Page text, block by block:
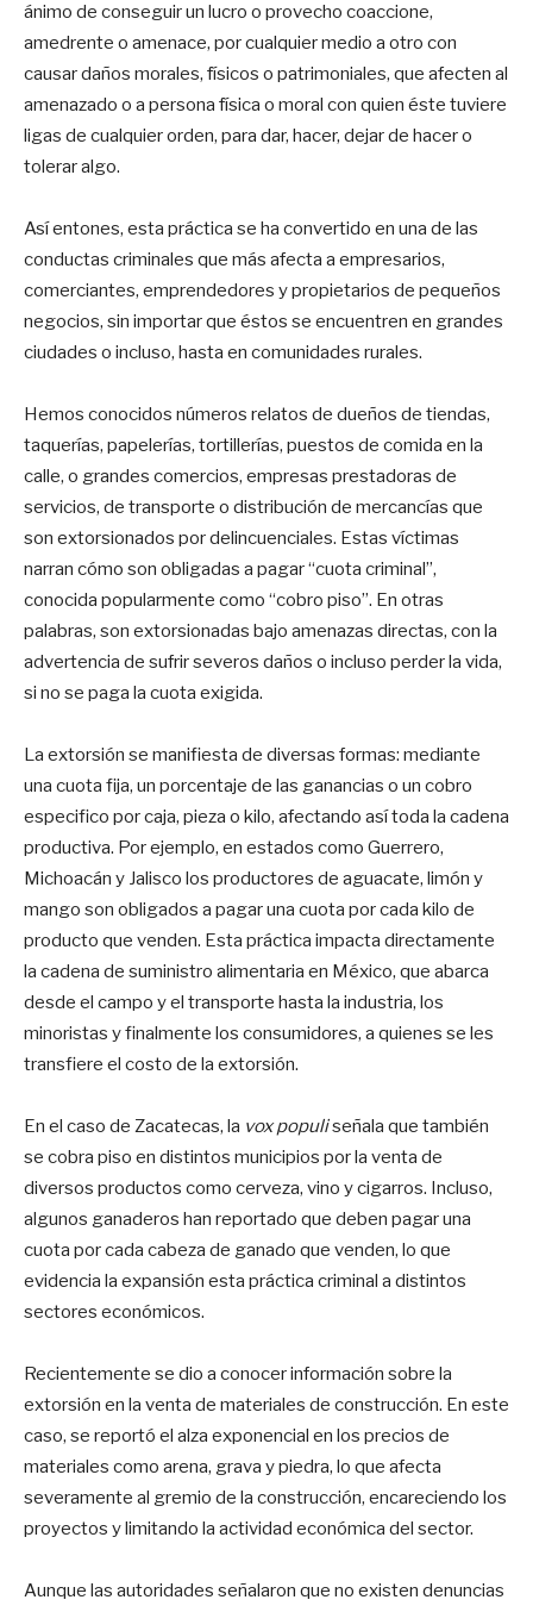
ánimo de conseguir un lucro o provecho coaccione,
amedrente o amenace, por cualquier medio a otro con
causar daños morales, físicos o patrimoniales, que afecten al
amenazado o a persona física o moral con quien éste tuviere
ligas de cualquier orden, para dar, hacer, dejar de hacer o
tolerar algo.
Así entones, esta práctica se ha convertido en una de las
conductas criminales que más afecta a empresarios,
comerciantes, emprendedores y propietarios de pequeños
negocios, sin importar que éstos se encuentren en grandes
ciudades o incluso, hasta en comunidades rurales.
Hemos conocidos números relatos de dueños de tiendas,
taquerías, papelerías, tortillerías, puestos de comida en la
calle, o grandes comercios, empresas prestadoras de
servicios, de transporte o distribución de mercancías que
son extorsionados por delincuenciales. Estas víctimas
narran cómo son obligadas a pagar “cuota criminal”,
conocida popularmente como “cobro piso”. En otras
palabras, son extorsionadas bajo amenazas directas, con la
advertencia de sufrir severos daños o incluso perder la vida,
si no se paga la cuota exigida.
La extorsión se manifiesta de diversas formas: mediante
una cuota fija, un porcentaje de las ganancias o un cobro
especifico por caja, pieza o kilo, afectando así toda la cadena
productiva. Por ejemplo, en estados como Guerrero,
Michoacán y Jalisco los productores de aguacate, limón y
mango son obligados a pagar una cuota por cada kilo de
producto que venden. Esta práctica impacta directamente
la cadena de suministro alimentaria en México, que abarca
desde el campo y el transporte hasta la industria, los
minoristas y finalmente los consumidores, a quienes se les
transfiere el costo de la extorsión.
En el caso de Zacatecas, la vox populiseñala que también
se cobra piso en distintos municipios por la venta de
diversos productos como cerveza, vino y cigarros. Incluso,
algunos ganaderos han reportado que deben pagar una
cuota por cada cabeza de ganado que venden, lo que
evidencia la expansión esta práctica criminal a distintos
sectores económicos.
Recientemente se dio a conocer información sobre la
extorsión en la venta de materiales de construcción. En este
caso, se reportó el alza exponencial en los precios de
materiales como arena, grava y piedra, lo que afecta
severamente al gremio de la construcción, encareciendo los
proyectos y limitando la actividad económica del sector.
Aunque las autoridades señalaron que no existen denuncias